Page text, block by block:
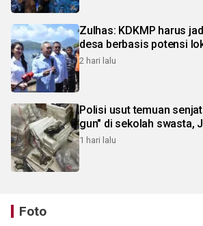
Zulhas: KDKMP harus
desa berbasis potensi
2 hari lalu
Polisi usut temuan
gun" di sekolah swasta,
1 hari lalu
Foto